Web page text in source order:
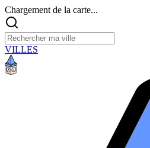
Chargement de la carte...
VILLES